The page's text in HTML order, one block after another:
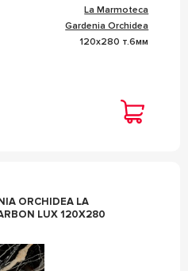
La Marmoteca
Gardenia Orchidea
120x280 т.6мм
ORCHIDEA LA
LUX 120X280